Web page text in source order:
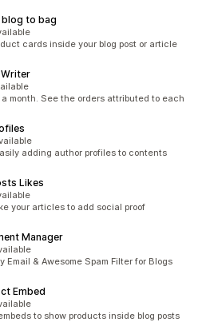
blog to bag
cards inside your blog post or article
Writer
month. See the orders attributed to each
adding author profiles to contents
Likes
your articles to add social proof
Manager
Email & Awesome Spam Filter for Blogs
Embed
to show products inside blog posts